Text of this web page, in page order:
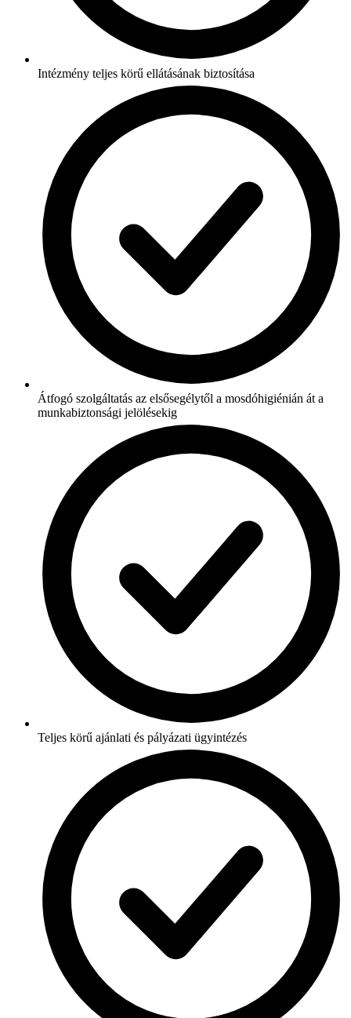
Intézmény teljes körű ellátásának biztosítása
Átfogó szolgáltatás az elsősegélytől a mosdóhigiénián át a
munkabiztonsági jelölésekig
Teljes körű ajánlati és pályázati ügyintézés